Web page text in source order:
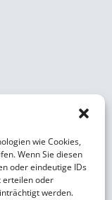
wie Cookies,
Wenn Sie diesen
oder eindeutige IDs
erteilen oder
werden.